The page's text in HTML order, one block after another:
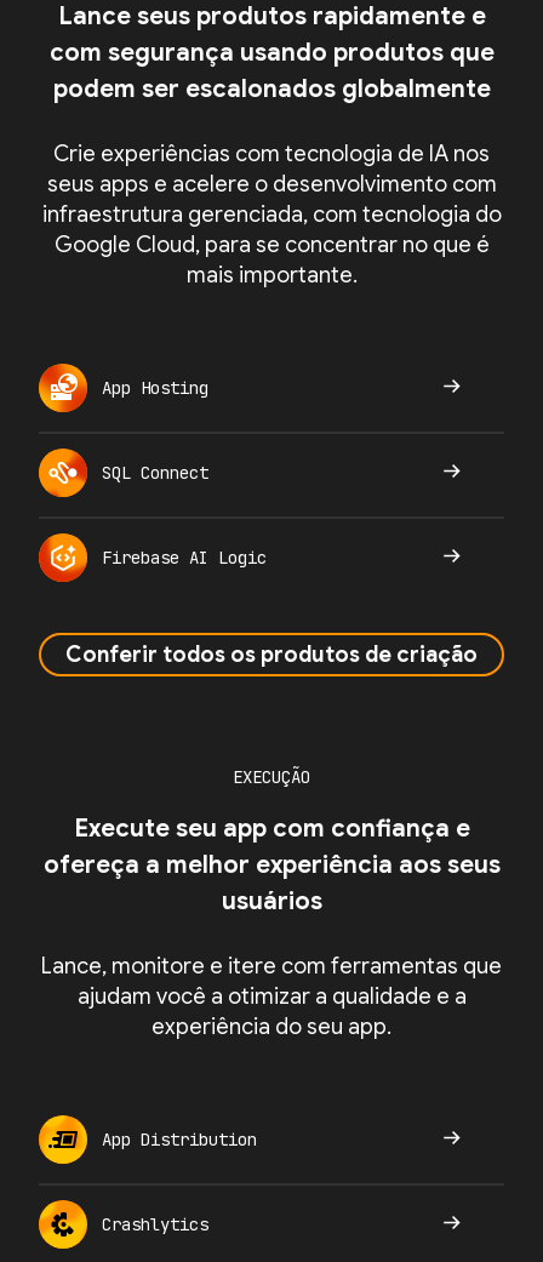
Lance seus produtos rapidamente e
com segurança usando produtos que
podem ser escalonados globalmente
Crie experiências com tecnologia de IA nos
seus apps e acelere o desenvolvimento com
infraestrutura gerenciada, com tecnologia do
Google Cloud, para se concentrar no que é
mais importante.
App Hosting
SQL Connect
Firebase AI Logic
Conferir todos os produtos de criação
EXECUÇÃO
Execute seu app com confiança e
ofereça a melhor experiência aos seus
usuários
Lance, monitore e itere com ferramentas que
ajudam você a otimizar a qualidade e a
experiência do seu app.
App Distribution
Crashlytics